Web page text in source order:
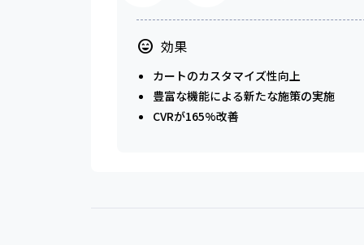
効果
カートのカスタマイズ性向上
豊富な機能による新たな施策の実施
CVRが165%改善